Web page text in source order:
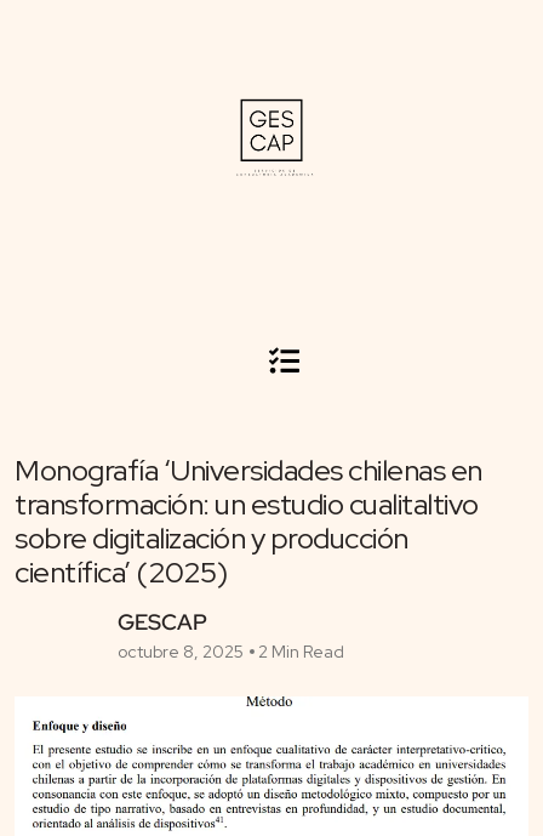
Monografía ‘Universidades chilenas en
transformación: un estudio cualitaltivo
sobre digitalización y producción
científica’ (2025)
GESCAP
octubre 8, 2025 2 Min Read